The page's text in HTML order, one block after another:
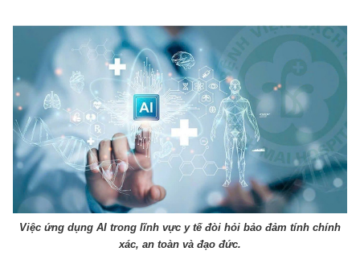
Việc ứng dụng AI trong lĩnh vực y tế đòi hỏi bảo đảm tính chính
xác, an toàn và đạo đức.